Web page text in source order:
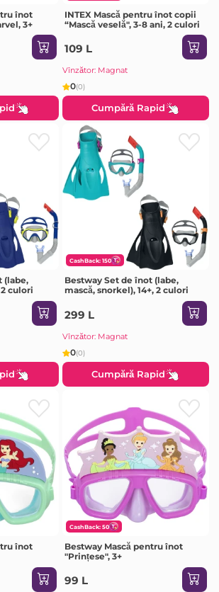
înot
3+
INTEX Mască pentru înot copii
“Mască veselă", 3-8 ani, 2 culori
109 L
Vînzător: Magnat
0(0)
Cumpără Rapid
(labe,
culori
CashBack: 150
Bestway Set de înot (labe,
mască, snorkel), 14+, 2 culori
299 L
Vînzător: Magnat
0(0)
Cumpără Rapid
înot
CashBack: 50
Bestway Mască pentru înot
"Prințese", 3+
99 L